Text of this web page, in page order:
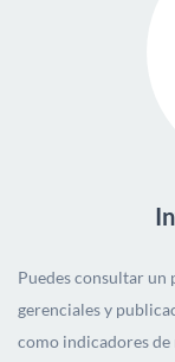
Puedes consultar un
gerenciales y
como indicadores de